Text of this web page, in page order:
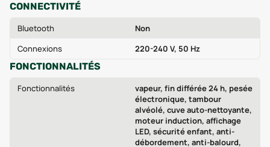
CONNECTIVITÉ
Bluetooth
Non
Connexions
220-240 V, 50 Hz
FONCTIONNALITÉS
Fonctionnalités
vapeur, fin différée 24 h, pesée
électronique, tambour
alvéolé, cuve auto-nettoyante,
moteur induction, affichage
LED, sécurité enfant, anti-
débordement, anti-balourd,